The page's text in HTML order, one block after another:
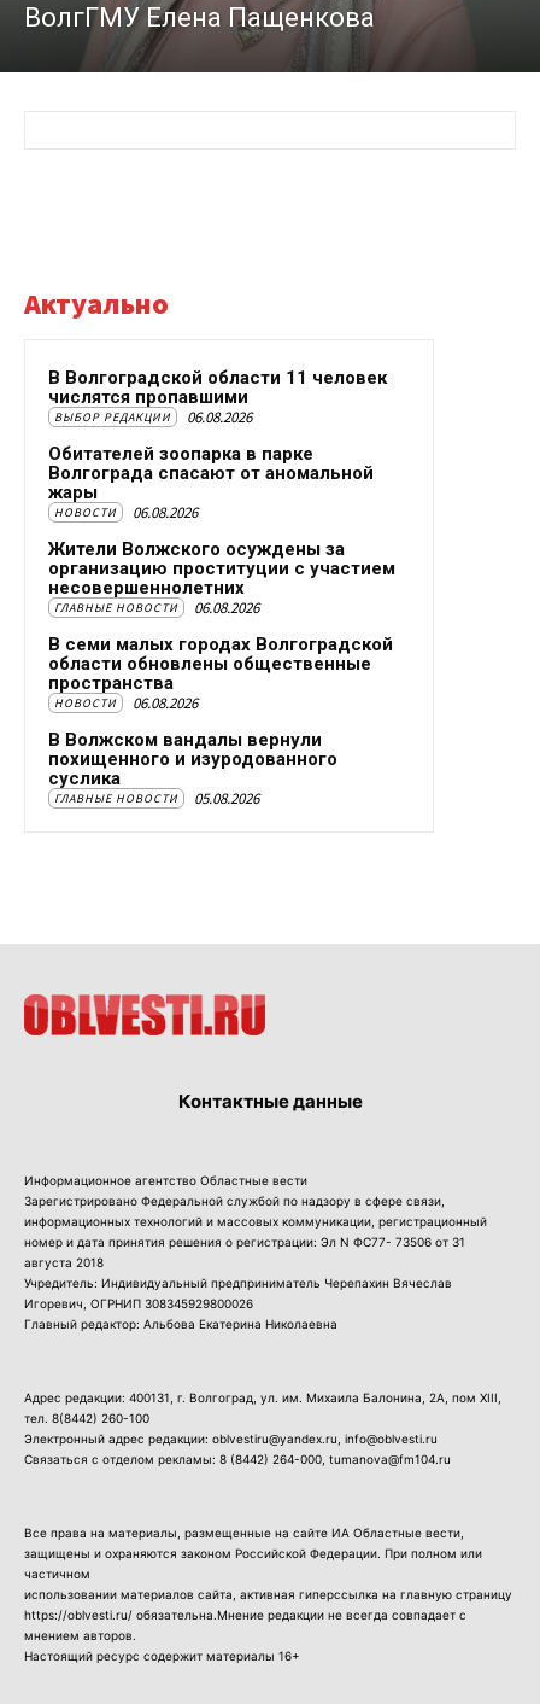
ВолгГМУ Елена Пащенкова
Актуально
В Волгоградской области 11 человек
числятся пропавшими
ВЫБОР РЕДАКЦИИ 06.08.2026
Обитателей зоопарка в парке
Волгограда спасают от аномальной
жары
НОВОСТИ 06.08.2026
Жители Волжского осуждены за
организацию проституции с участием
несовершеннолетних
ГЛАВНЫЕ НОВОСТИ 06.08.2026
В семи малых городах Волгоградской
области обновлены общественные
пространства
НОВОСТИ 06.08.2026
В Волжском вандалы вернули
похищенного и изуродованного
суслика
ГЛАВНЫЕ НОВОСТИ 05.08.2026
Контактные данные
Информационное агентство Областные вести
Зарегистрировано Федеральной службой по надзору в сфере связи,
информационных технологий и массовых коммуникации, регистрационный
номер и дата принятия решения о регистрации: Эл N ФС77- 73506 от 31
августа 2018
Учредитель: Индивидуальный предприниматель Черепахин Вячеслав
Игоревич, ОГРНИП 308345929800026
Главный редактор: Альбова Екатерина Николаевна
Адрес редакции: 400131, г. Волгоград, ул. им. Михаила Балонина, 2А, пом XIII,
тел. 8(8442) 260-100
Электронный адрес редакции: oblvestiru@yandex.ru, info@oblvesti.ru
Связаться с отделом рекламы: 8 (8442) 264-000 , tumanova@fm104.ru
Все права на материалы, размещенные на сайте ИА Областные вести,
защищены и охраняются законом Российской Федерации. При полном или
частичном
использовании материалов сайта, активная гиперссылка на главную страницу
https://oblvesti.ru/ обязательна.Мнение редакции не всегда совпадает с
мнением авторов.
Настоящий ресурс содержит материалы 16+